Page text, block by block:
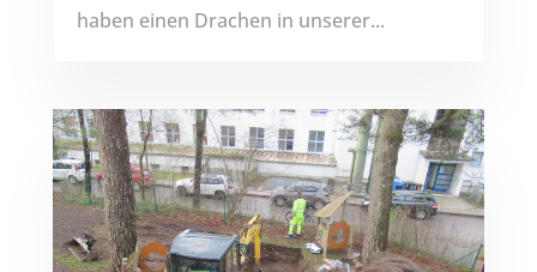
haben einen Drachen in unserer...